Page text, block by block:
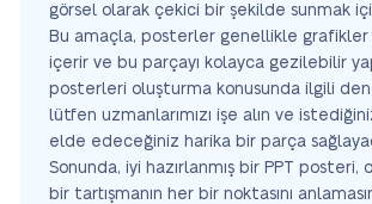
görsel olarak çekici bir şekilde sunmak
Bu amaçla, posterler genellikle
içerir ve bu parçayı kolayca gezilebilir
posterleri oluşturma konusunda ilgili
lütfen uzmanlarımızı işe alın ve
elde edeceğiniz harika bir parça
Sonunda, iyi hazırlanmış bir PPT posteri,
bir tartışmanın her bir noktasını